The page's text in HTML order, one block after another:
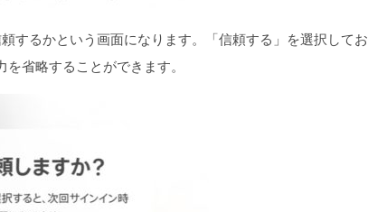
するかという画面になります。「信頼する」を選択してお
省略することができます。